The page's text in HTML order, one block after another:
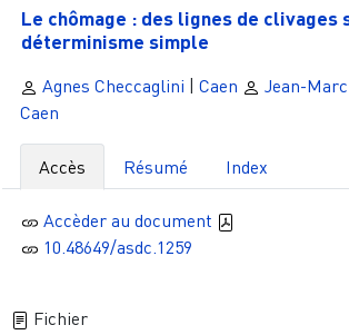
Le chômage : des lignes de clivages
déterminisme simple
Agnes Checcaglini | Caen Jean-
Caen
Accès Résumé Index
Accèder au document
10.48649/asdc.1259
Fichier